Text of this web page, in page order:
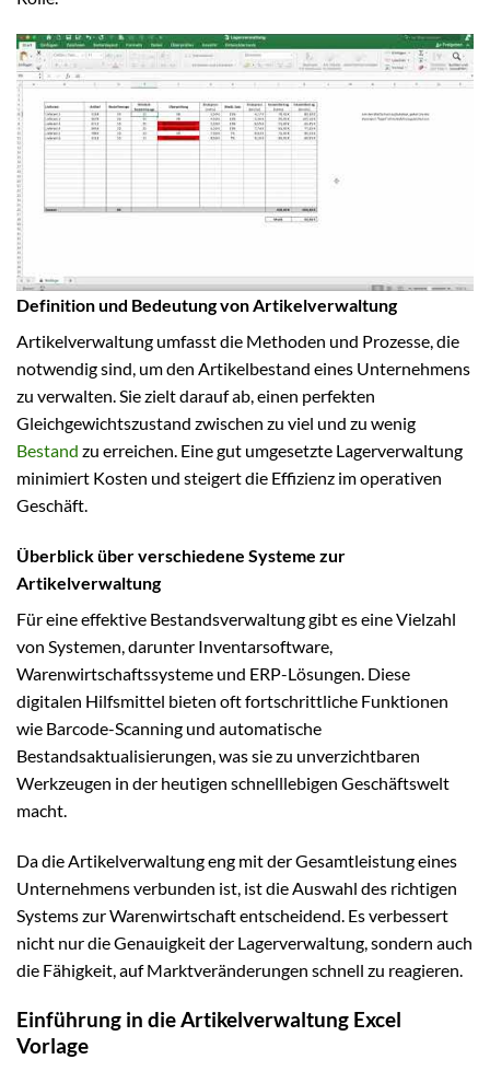
Definition und Bedeutung von Artikelverwaltung
Artikelverwaltung umfasst die Methoden und Prozesse, die
notwendig sind, um den Artikelbestand eines Unternehmens
zu verwalten. Sie zielt darauf ab, einen perfekten
Gleichgewichtszustand zwischen zu viel und zu wenig
Bestand zu erreichen. Eine gut umgesetzte Lagerverwaltung
minimiert Kosten und steigert die Effizienz im operativen
Geschäft.
Überblick über verschiedene Systeme zur
Artikelverwaltung
Für eine effektive Bestandsverwaltung gibt es eine Vielzahl
von Systemen, darunter Inventarsoftware,
Warenwirtschaftssysteme und ERP-Lösungen. Diese
digitalen Hilfsmittel bieten oft fortschrittliche Funktionen
wie Barcode-Scanning und automatische
Bestandsaktualisierungen, was sie zu unverzichtbaren
Werkzeugen in der heutigen schnelllebigen Geschäftswelt
macht.
Da die Artikelverwaltung eng mit der Gesamtleistung eines
Unternehmens verbunden ist, ist die Auswahl des richtigen
Systems zur Warenwirtschaft entscheidend. Es verbessert
nicht nur die Genauigkeit der Lagerverwaltung, sondern auch
die Fähigkeit, auf Marktveränderungen schnell zu reagieren.
Einführung in die Artikelverwaltung Excel
Vorlage